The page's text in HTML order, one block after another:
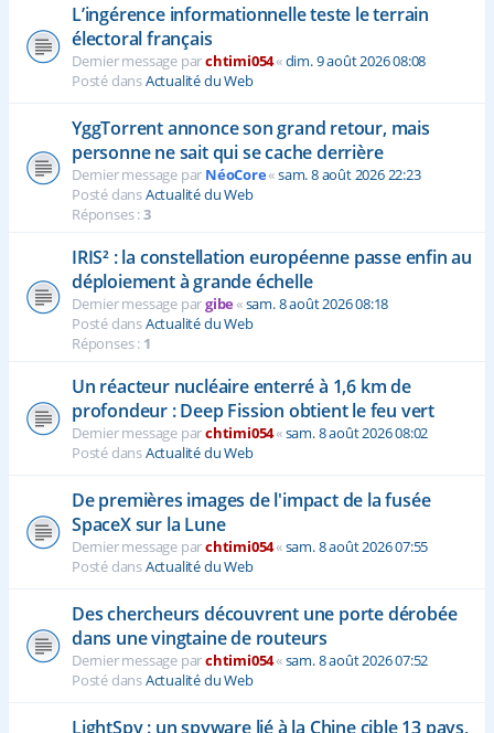
L’ingérence informationnelle teste le terrain
électoral français
Dernier message parchtimi054«dim. 9 août 2026 08:08
Posté dansActualité du Web
YggTorrent annonce son grand retour, mais
personne ne sait qui se cache derrière
Dernier message par NéoCore«sam. 8 août 2026 22:23
Posté dansActualité du Web
Réponses :3
IRIS² : la constellation européenne passe enfin au
déploiement à grande échelle
Dernier message pargibe«sam. 8 août 2026 08:18
Posté dansActualité du Web
Réponses : 1
Un réacteur nucléaire enterré à 1,6 km de
profondeur : Deep Fission obtient le feu vert
Dernier message parchtimi054«sam. 8 août 2026 08:02
Posté dansActualité du Web
De premières images de l'impact de la fusée
SpaceX sur la Lune
Dernier message parchtimi054«sam. 8 août 2026 07:55
Posté dansActualité du Web
Des chercheurs découvrent une porte dérobée
dans une vingtaine de routeurs
Dernier message parchtimi054«sam. 8 août 2026 07:52
Posté dansActualité du Web
LightSpy : un spyware lié à la Chine cible 13 pays,